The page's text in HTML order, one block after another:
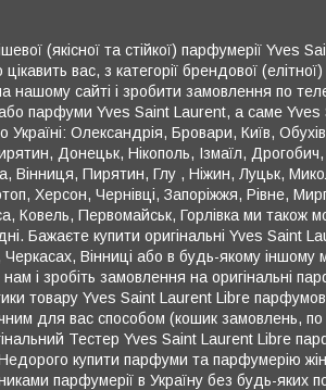
(якісної та стійкої) парфумерії
вас, з категорії брендової
сайті і зробити замовлення по
парфуми Yves Saint Laurent, а саме
Олександрія, Бровари, Київ,
Донецьк, Нікополь, Ізмаїл,
Пирятин, Глу , Ніжин, Луцьк,
Херсон, Чернівці, Запоріжжя, Рівне,
Ковель, Первомайськ, Горлівка ми
Бажаєте купити оригінальні Yves Saint
Вінниці або в будь-якому іншому
і зробіть замовлення на оригінальні
товару Yves Saint Laurent Libre
для вас способом (кошик замовлень, по
Тестер Yves Saint Laurent Libre
купити парфуми та парфумерію
парфумерії в Україну без будь-яких